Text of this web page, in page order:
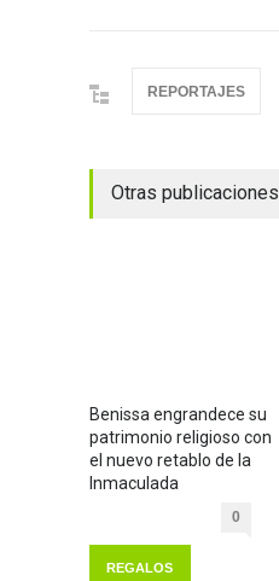
REPORTAJES
Otras publicaciones
Benissa engrandece su
patrimonio religioso con
el nuevo retablo de la
Inmaculada
0
REGALOS